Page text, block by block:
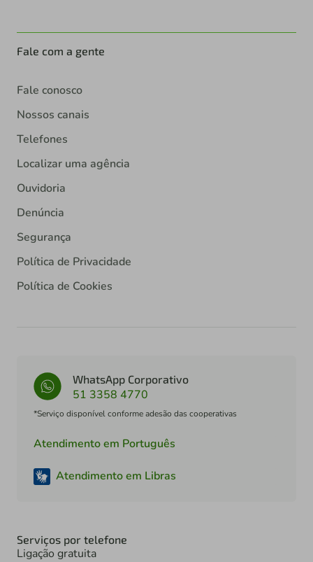
Fale com a gente
Fale conosco
Nossos canais
Telefones
Localizar uma agência
Ouvidoria
Denúncia
Segurança
Política de Privacidade
Política de Cookies
WhatsApp Corporativo
51 3358 4770
*Serviço disponível conforme adesão das cooperativas
Atendimento em Português
Atendimento em Libras
Serviços por telefone
Ligação gratuita